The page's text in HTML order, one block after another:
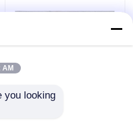
AM
you looking